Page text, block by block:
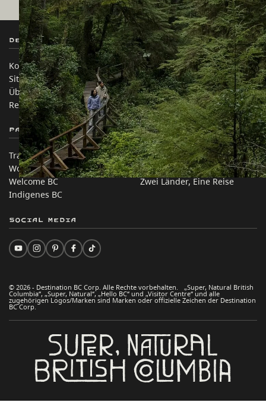
Destination BC
Kontakt
Sitemap
Über uns
Rechtliches & Richtlinien
Unsere Websites
Reisebranche
Medien
Unternehmen
简体中文 – China
Partnerseiten
Trade & Invest BC
Work BC
Welcome BC
Indigenes BC
Auf dieser Website
Reisevorschläge
Praktische Tipps
Zwei Länder, Eine Reise
© 2026 - Destination BC Corp. Alle Rechte vorbehalten. „Super, Natural British
Columbia“, „Super, Natural“, „Hello BC“ und „Visitor Centre“ und alle
zugehörigen Logos/Marken sind Marken oder offizielle Zeichen der Destination
BC Corp.
Social Media